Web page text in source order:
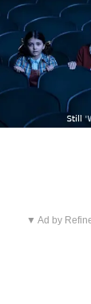
▼ Ad by